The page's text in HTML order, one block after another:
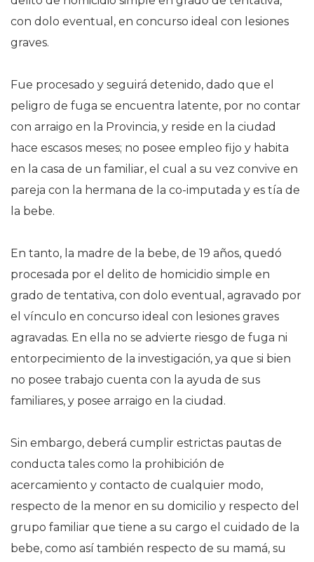
con dolo eventual, en concurso ideal con lesiones
graves.
Fue procesado y seguirá detenido, dado que el
peligro de fuga se encuentra latente, por no contar
con arraigo en la Provincia, y reside en la ciudad
hace escasos meses; no posee empleo fijo y habita
en la casa de un familiar, el cual a su vez convive en
pareja con la hermana de la co-imputada y es tía de
la bebe.
En tanto, la madre de la bebe, de 19 años, quedó
procesada por el delito de homicidio simple en
grado de tentativa, con dolo eventual, agravado por
el vínculo en concurso ideal con lesiones graves
agravadas. En ella no se advierte riesgo de fuga ni
entorpecimiento de la investigación, ya que si bien
no posee trabajo cuenta con la ayuda de sus
familiares, y posee arraigo en la ciudad.
Sin embargo, deberá cumplir estrictas pautas de
conducta tales como la prohibición de
acercamiento y contacto de cualquier modo,
respecto de la menor en su domicilio y respecto del
grupo familiar que tiene a su cargo el cuidado de la
bebe, como así también respecto de su mamá, su